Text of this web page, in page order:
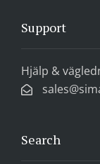
Support
Hjälp &
Search